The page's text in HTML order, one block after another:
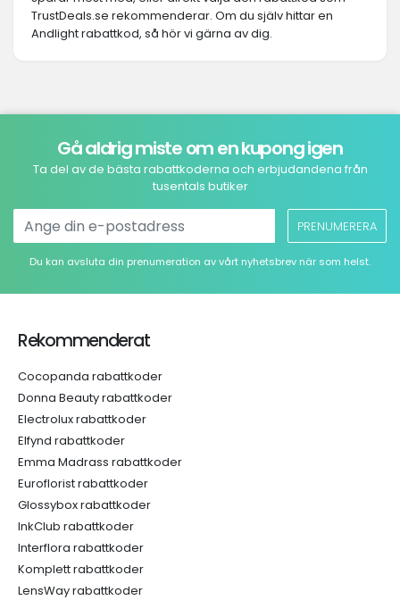
TrustDeals.se rekommenderar. Om du själv hittar en
Andlight rabattkod, så hör vi gärna av dig.
Gå aldrig miste om en kupong igen
Ta del av de bästa rabattkoderna och erbjudandena från
tusentals butiker
PRENUMERERA
Du kan avsluta din prenumeration av vårt nyhetsbrev när som helst.
Rekommenderat
Cocopanda rabattkoder
Donna Beauty rabattkoder
Electrolux rabattkoder
Elfynd rabattkoder
Emma Madrass rabattkoder
Euroflorist rabattkoder
Glossybox rabattkoder
InkClub rabattkoder
Interflora rabattkoder
Komplett rabattkoder
LensWay rabattkoder